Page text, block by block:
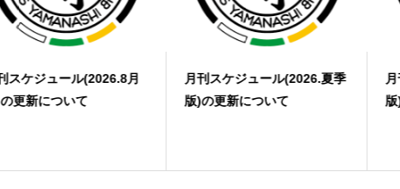
月刊スケジュール(2026.夏季
版)の更新について
月刊スケジュール(2026.7月
版)の更新について